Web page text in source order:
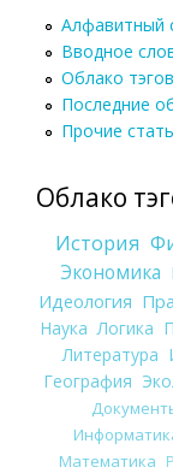
Алфавитный
Вводное
Облако тэгов
Последние
Прочие
Облако
История
Экономика
Идеология
Наука Логика
Литература
География
Математика